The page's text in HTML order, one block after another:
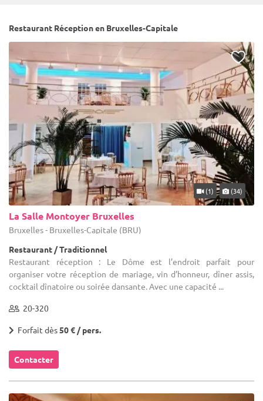
Restaurant Réception en Bruxelles-Capitale
(1) (34)
La Salle Montoyer Bruxelles
Bruxelles - Bruxelles-Capitale (BRU)
Restaurant / Traditionnel
Restaurant réception : Le Dôme est l’endroit parfait pour
organiser votre réception de mariage, vin d’honneur, dîner assis,
cocktail dînatoire ou soirée dansante. Avec une capacité ...
20-320
Forfait dès50 € / pers.
Contacter